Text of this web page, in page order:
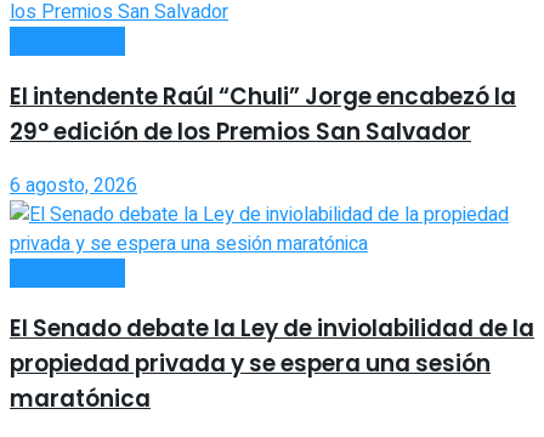
El intendente Raúl “Chuli” Jorge encabezó la
29° edición de los Premios San Salvador
6 agosto, 2026
El Senado debate la Ley de inviolabilidad de la
propiedad privada y se espera una sesión
maratónica